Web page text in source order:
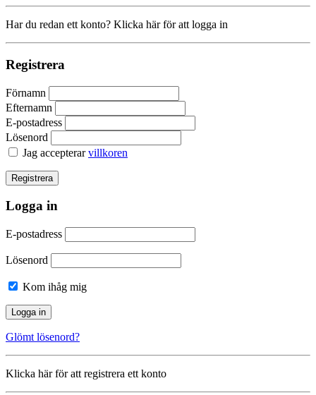
Har du redan ett konto? Klicka här för att logga in
Registrera
Förnamn
Efternamn
E-postadress
Lösenord
Jag accepterarvillkoren
Logga in
E-postadress
Lösenord
Kom ihåg mig
Glömt lösenord?
Klicka här för att registrera ett konto